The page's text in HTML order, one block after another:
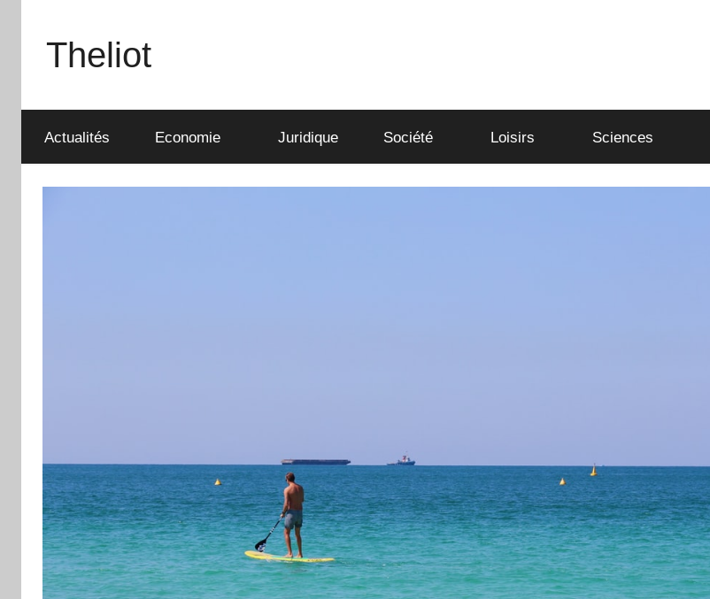
contenu
Theliot
Actualités Economie Juridique Société Loisirs Sciences